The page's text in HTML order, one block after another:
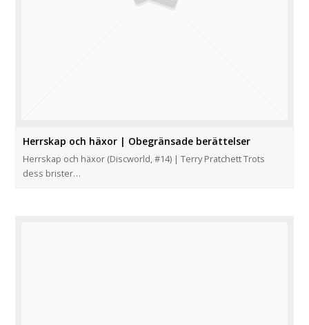
Herrskap och häxor | Obegränsade berättelser
Herrskap och häxor (Discworld, #14) | Terry Pratchett Trots
dess brister…